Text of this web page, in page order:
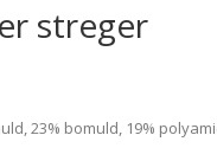
streger
23% bomuld, 19%